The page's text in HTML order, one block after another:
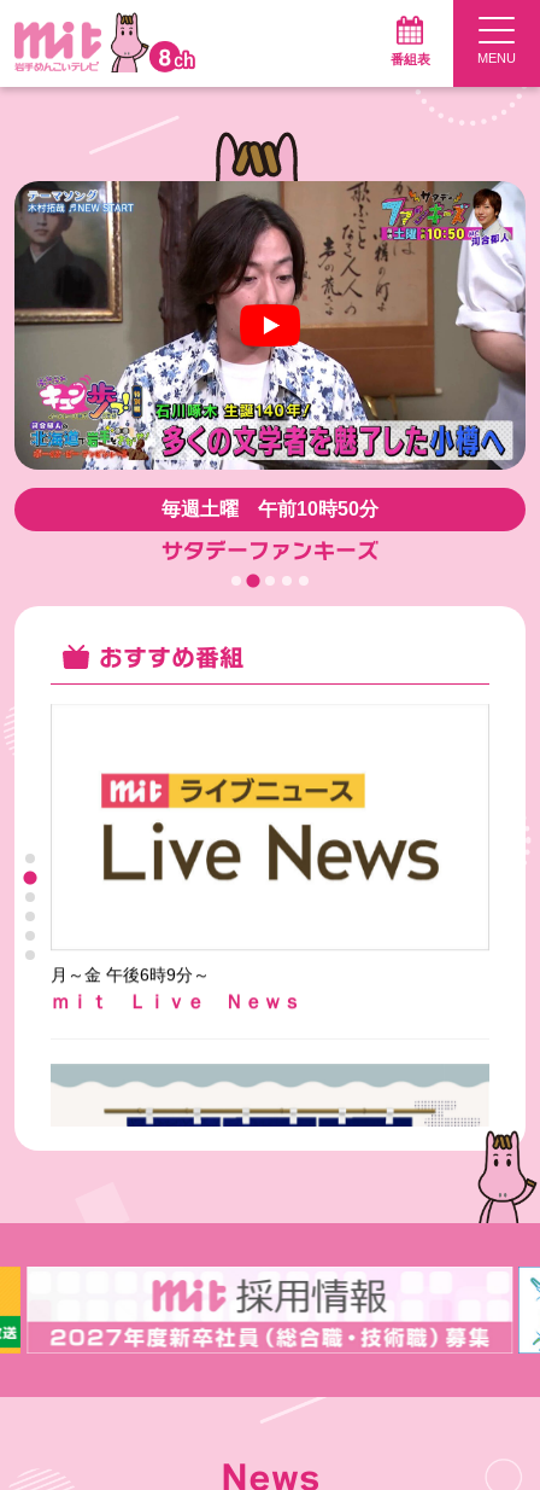
番組表
Pick Up 動画
毎週土曜 午前10時50分
サタデーファンキーズ
おすすめ番組
毎週土曜 午前10時50分～放送
サタデーファンキーズ
今週はVTR放送です
毎週土曜 夕方6時30分～放送
山・海・漬
8/8放送
News